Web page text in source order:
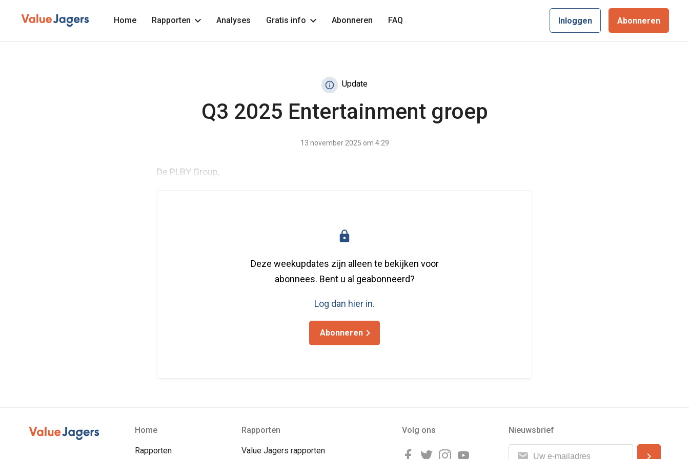
Home Rapporten Analyses Gratis info Abonneren FAQ Inloggen Abonneren
Update
Q3 2025 Entertainment groep
13 november 2025 om 4:29
De PLBY Group,
Deze weekupdates zijn alleen te bekijken voor
abonnees. Bent u al geabonneerd?
Log dan hier in.
Abonneren
Home
Rapporten
Rapporten
Value Jagers rapporten
Volg ons Nieuwsbrief